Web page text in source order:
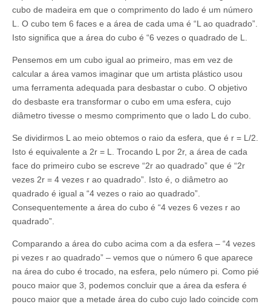
cubo de madeira em que o comprimento do lado é um número
L. O cubo tem 6 faces e a área de cada uma é “L ao quadrado”.
Isto significa que a área do cubo é “6 vezes o quadrado de L.
Pensemos em um cubo igual ao primeiro, mas em vez de
calcular a área vamos imaginar que um artista plástico usou
uma ferramenta adequada para desbastar o cubo. O objetivo
do desbaste era transformar o cubo em uma esfera, cujo
diâmetro tivesse o mesmo comprimento que o lado L do cubo.
Se dividirmos L ao meio obtemos o raio da esfera, que é r = L/2.
Isto é equivalente a 2r = L. Trocando L por 2r, a área de cada
face do primeiro cubo se escreve “2r ao quadrado” que é “2r
vezes 2r = 4 vezes r ao quadrado”. Isto é, o diâmetro ao
quadrado é igual a “4 vezes o raio ao quadrado”.
Consequentemente a área do cubo é “4 vezes 6 vezes r ao
quadrado”.
Comparando a área do cubo acima com a da esfera – “4 vezes
pi vezes r ao quadrado” – vemos que o número 6 que aparece
na área do cubo é trocado, na esfera, pelo número pi. Como pié
pouco maior que 3, podemos concluir que a área da esfera é
pouco maior que a metade área do cubo cujo lado coincide com